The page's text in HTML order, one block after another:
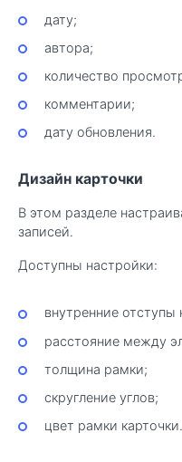
дату;
автора;
количество
комментарии;
дату обновления.
Дизайн карточки
В этом разделе
записей.
Доступны настройки:
внутренние отступы
расстояние между
толщина рамки;
скругление углов;
цвет рамки карточки.